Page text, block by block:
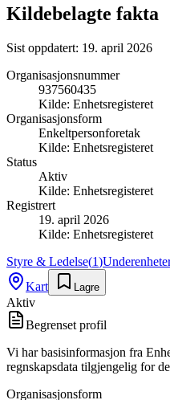
Kildebelagte fakta
Sist oppdatert: 19. april 2026
Organisasjonsnummer
937560435
Kilde: Enhetsregisteret
Organisasjonsform
Enkeltpersonforetak
Kilde: Enhetsregisteret
Status
Aktiv
Kilde: Enhetsregisteret
Registrert
19. april 2026
Kilde: Enhetsregisteret
Styre & Ledelse(1)
Kart
Lagre
Aktiv
Begrenset profil
Vi har basisinformasjon fra
regnskapsdata tilgjengelig for
Organisasjonsform